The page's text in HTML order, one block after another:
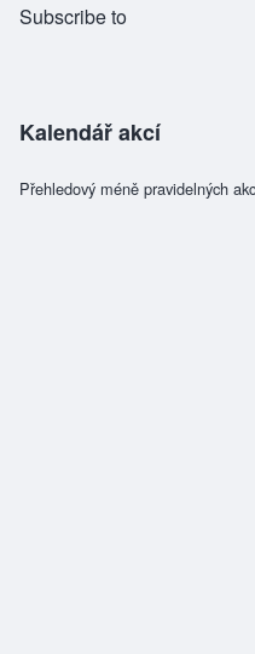
Subscribe to
Kalendář akcí
Přehledový méně pravidelných